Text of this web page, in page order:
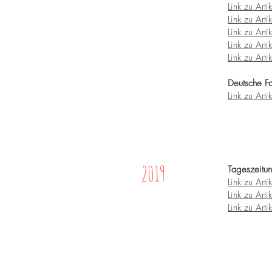
Link zu
Link zu
Link zu
Link zu
Link zu
Deutsche
Link zu
2019
Link zu
Link zu
Link zu